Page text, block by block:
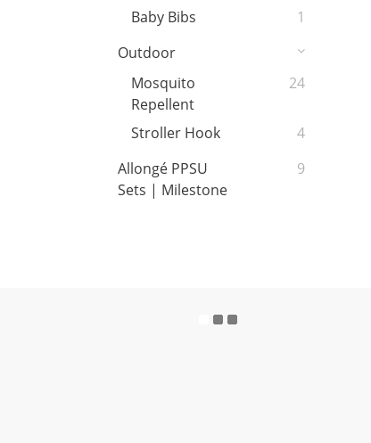
Baby Bibs
1
Outdoor
Mosquito
Repellent
24
Stroller Hook
4
Allongé PPSU
Sets | Milestone
9